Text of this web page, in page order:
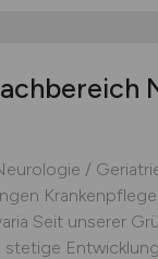
/
Seit unserer
stetige